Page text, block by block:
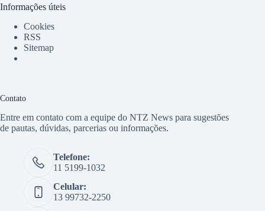
Informações úteis
Cookies
RSS
Sitemap
Contato
Entre em contato com a equipe do NTZ News para sugestões
de pautas, dúvidas, parcerias ou informações.
Telefone:
11 5199-1032
Celular:
13 99732-2250